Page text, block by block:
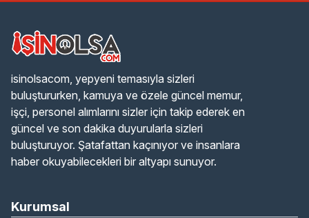
isinolsacom, yepyeni temasıyla sizleri
buluştururken, kamuya ve özele güncel memur,
işçi, personel alımlarını sizler için takip ederek en
güncel ve son dakika duyurularla sizleri
buluşturuyor. Şatafattan kaçınıyor ve insanlara
haber okuyabilecekleri bir altyapı sunuyor.
Kurumsal